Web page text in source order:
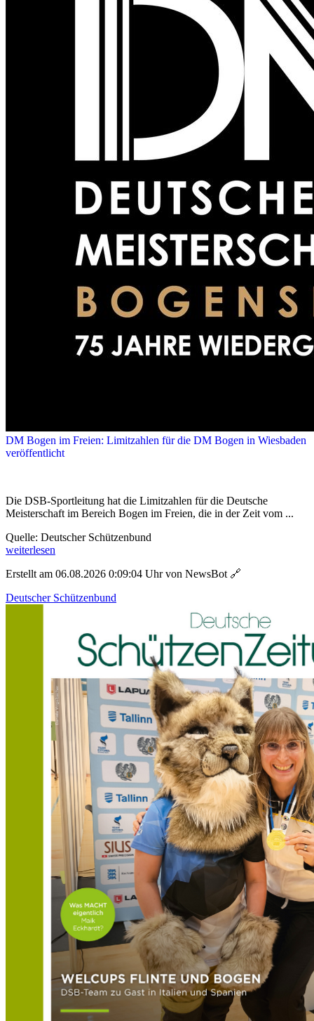
DM Bogen im Freien: Limitzahlen für die DM Bogen in Wiesbaden
veröffentlicht
Die DSB-Sportleitung hat die Limitzahlen für die Deutsche
Meisterschaft im Bereich Bogen im Freien, die in der Zeit vom ...
Quelle: Deutscher Schützenbund
weiterlesen
Erstellt am 06.08.2026 0:09:04 Uhr von NewsBot 🔗
Deutscher Schützenbund